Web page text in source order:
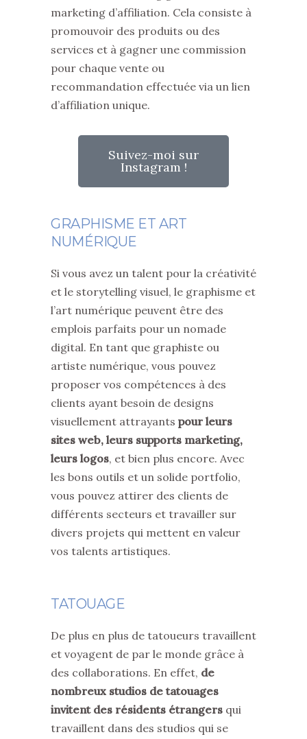
marketing d’affiliation. Cela consiste à
promouvoir des produits ou des
services et à gagner une commission
pour chaque vente ou
recommandation effectuée via un lien
d’affiliation unique.
Suivez-moi sur
Instagram !
GRAPHISME ET ART
NUMÉRIQUE
Si vous avez un talent pour la créativité
et le storytelling visuel, le graphisme et
l’art numérique peuvent être des
emplois parfaits pour un nomade
digital. En tant que graphiste ou
artiste numérique, vous pouvez
proposer vos compétences à des
clients ayant besoin de designs
visuellement attrayants pour leurs
sites web, leurs supports marketing,
leurs logos, et bien plus encore. Avec
les bons outils et un solide portfolio,
vous pouvez attirer des clients de
différents secteurs et travailler sur
divers projets qui mettent en valeur
vos talents artistiques.
TATOUAGE
De plus en plus de tatoueurs travaillent
et voyagent de par le monde grâce à
des collaborations. En effet, de
nombreux studios de tatouages
invitent des résidents étrangers qui
travaillent dans des studios qui se